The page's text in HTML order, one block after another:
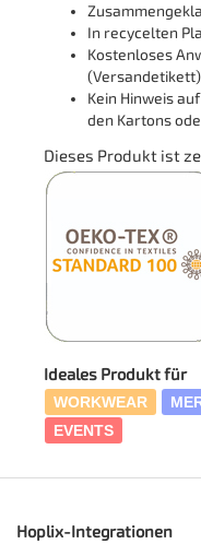
In recycelten
Kostenloses
(Versandetikett)
Kein Hinweis
den Kartons
Dieses Produkt ist
Ideales Produkt für
WORKWEAR
EVENTS
Hoplix-Integrationen